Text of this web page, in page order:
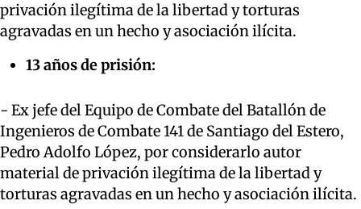
privación ilegítima de la libertad y torturas
agravadas en un hecho y asociación ilícita.
13 años de prisión:
- Ex jefe del Equipo de Combate del Batallón de
Ingenieros de Combate 141 de Santiago del Estero,
Pedro Adolfo López, por considerarlo autor
material de privación ilegítima de la libertad y
torturas agravadas en un hecho y asociación ilícita.